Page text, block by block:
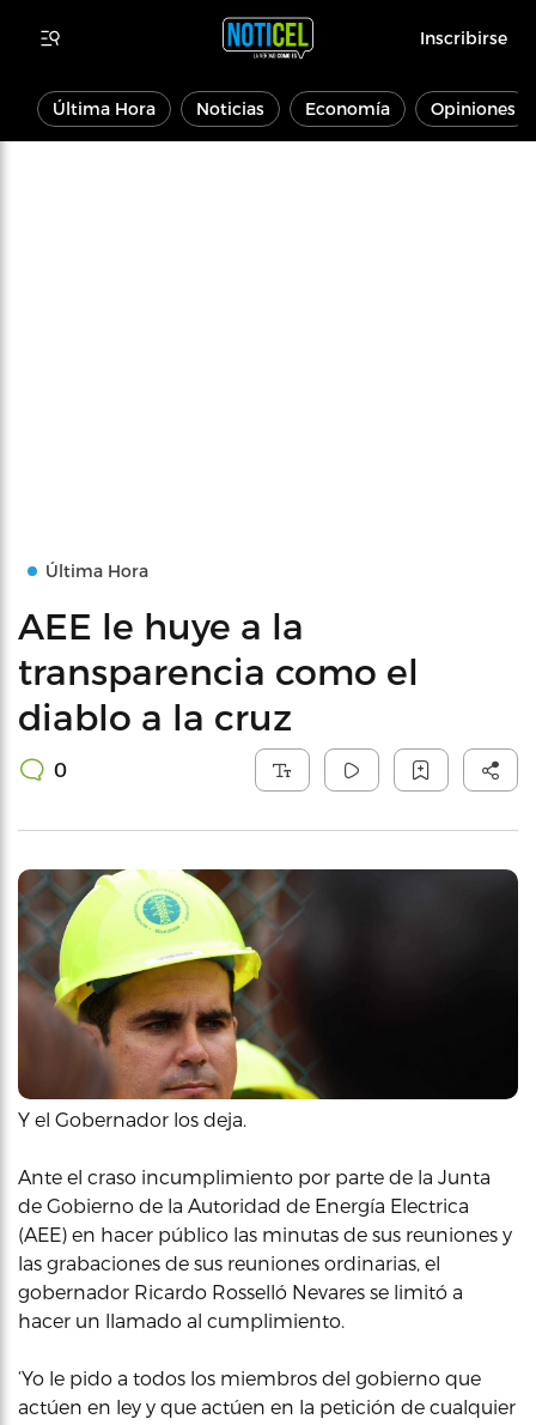
Inscribirse
Última Hora Noticias Economía Opiniones
Última Hora
AEE le huye a la
transparencia como el
diablo a la cruz
0
Y el Gobernador los deja.
Ante el craso incumplimiento por parte de la Junta
de Gobierno de la Autoridad de Energía Electrica
(AEE) en hacer público las minutas de sus reuniones y
las grabaciones de sus reuniones ordinarias, el
gobernador Ricardo Rosselló Nevares se limitó a
hacer un llamado al cumplimiento.
‘Yo le pido a todos los miembros del gobierno que
actúen en ley y que actúen en la petición de cualquier